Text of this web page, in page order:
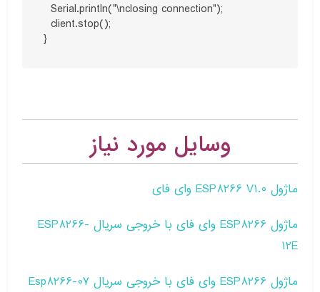
  Serial.println("\nclosing connection");
  client.stop();
}
وسایل مورد نیاز
ماژول ESP8266 V1.0 وای فای
ماژول ESP8266 وای فای با خروجی سریال ESP8266-
12E
ماژول ESP8266 وای فای با خروجی سریال Esp8266-07